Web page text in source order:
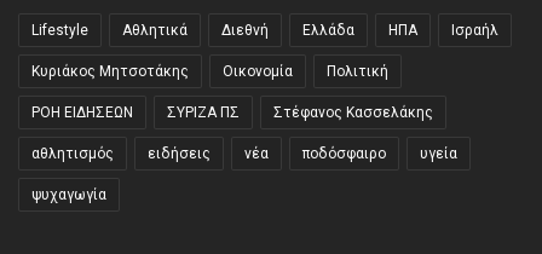
Lifestyle Αθλητικά Διεθνή Ελλάδα ΗΠΑ Ισραήλ
Κυριάκος Μητσοτάκης Οικονομία Πολιτική
ΡΟΗ ΕΙΔΗΣΕΩΝ ΣΥΡΙΖΑ ΠΣ Στέφανος Κασσελάκης
αθλητισμός ειδήσεις νέα ποδόσφαιρο υγεία
ψυχαγωγία